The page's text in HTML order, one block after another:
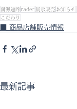
南海通商 rader 展示販売 お知らせ
こだわり
■ 商品店舗販売情報
最新記事